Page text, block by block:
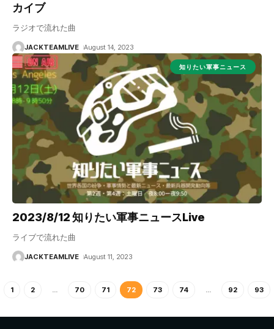
カイブ
ラジオで流れた曲
JACKTEAMLIVE August 14, 2023
知りたい軍事ニュース
2023/8/12 知りたい軍事ニュースLive
ライブで流れた曲
JACKTEAMLIVE August 11, 2023
1 2 … 70 71 72 73 74 … 92 93